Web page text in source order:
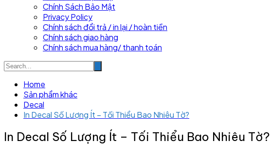
Chính Sách Bảo Mật
Privacy Policy
Chính sách đổi trả / in lại / hoàn tiền
Chính sách giao hàng
Chính sách mua hàng/ thanh toán
Home
Sản phẩm khác
Decal
In Decal Số Lượng Ít – Tối Thiểu Bao Nhiêu Tờ?
In Decal Số Lượng Ít – Tối Thiểu Bao Nhiêu Tờ?